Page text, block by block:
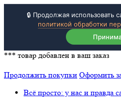
🔒 Продолжая использовать
политикой обработки
*** товар добавлен в ваш заказ
Продолжить покупки Оформить
Всё просто: у нас и правда